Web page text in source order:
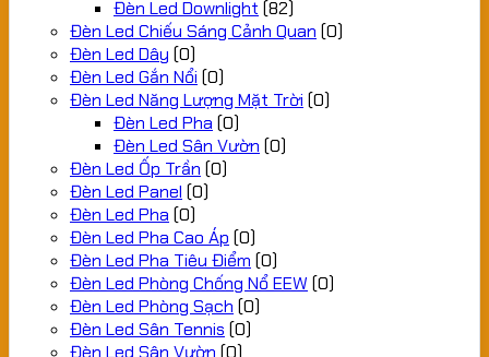
Đèn Led Downlight (82)
Đèn Led Chiếu Sáng Cảnh Quan (0)
Đèn Led Dây (0)
Đèn Led Gắn Nổi (0)
Đèn Led Năng Lượng Mặt Trời (0)
Đèn Led Pha (0)
Đèn Led Sân Vườn (0)
Đèn Led Ốp Trần (0)
Đèn Led Panel (0)
Đèn Led Pha (0)
Đèn Led Pha Cao Áp (0)
Đèn Led Pha Tiêu Điểm (0)
Đèn Led Phòng Chống Nổ EEW (0)
Đèn Led Phòng Sạch (0)
Đèn Led Sân Tennis (0)
Đèn Led Sân Vườn (0)